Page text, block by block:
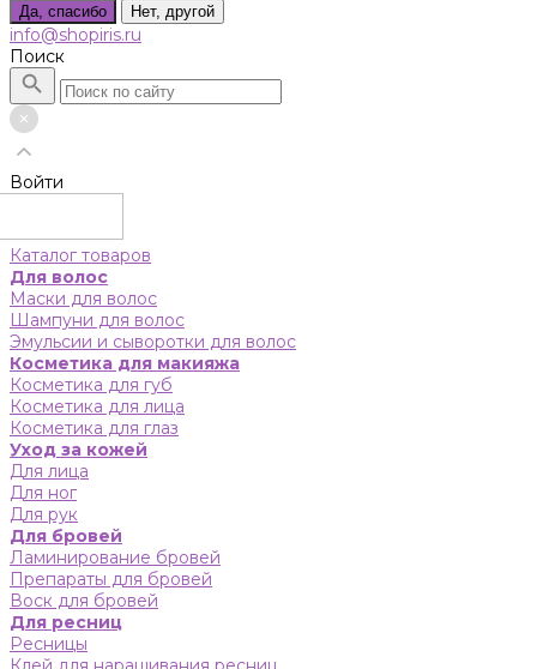
Да, спасибо Нет, другой
info@shopiris.ru
Поиск
Войти
Каталог товаров
Для волос
Маски для волос
Шампуни для волос
Эмульсии и сыворотки для волос
Косметика для макияжа
Косметика для губ
Косметика для лица
Косметика для глаз
Уход за кожей
Для лица
Для ног
Для рук
Для бровей
Ламинирование бровей
Препараты для бровей
Воск для бровей
Для ресниц
Ресницы